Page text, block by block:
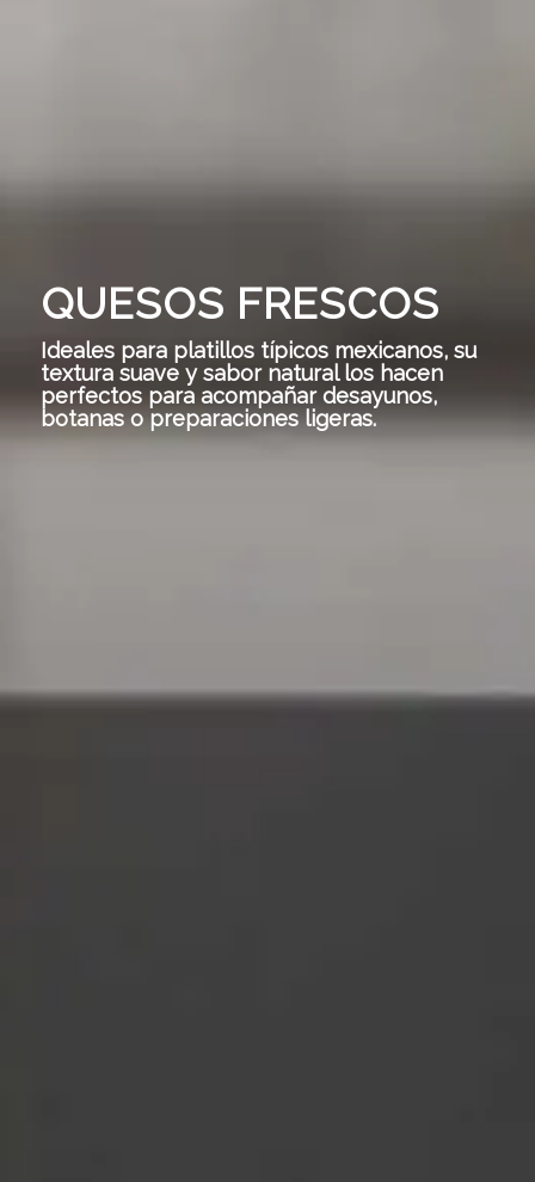
QUESOS FRESCOS
Ideales para platillos típicos mexicanos, su
textura suave y sabor natural los hacen
perfectos para acompañar desayunos,
botanas o preparaciones ligeras.